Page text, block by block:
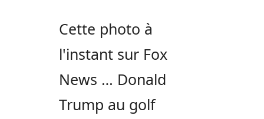
Cette photo à
l'instant sur Fox
News … Donald
Trump au golf